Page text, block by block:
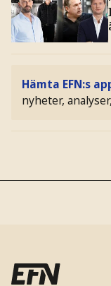
Hämta EFN:s
nyheter,